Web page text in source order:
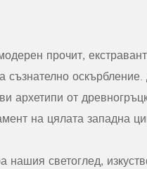
прочит,
съзнателно оскърбление.
архетипи от
на цялата западна
нашия светоглед,